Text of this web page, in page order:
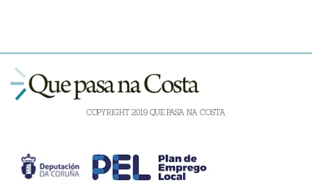
COPYRIGHT 2019 QUE PASA NA COSTA